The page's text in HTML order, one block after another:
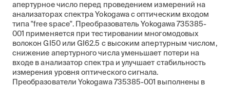
апертурное число перед проведением измерений на
анализаторах спектра Yokogawa с оптическим входом
типа "free space". Преобразователь Yokogawa 735385-
001 применяется при тестировании многомодовых
волокон GI50 или GI62.5 с высоким апертурным числом,
снижение апертурного числа уменьшает потери на
входе в анализатор спектра и улучшает стабильность
измерения уровня оптического сигнала.
Преобразователи Yokogawa 735385-001 выполнены в